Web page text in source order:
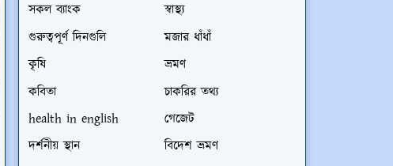
সকল ব্যাংক
স্বাস্থ্য
গুরুত্বপূর্ণ দিনগুলি
মজার ধাঁধাঁ
কৃষি
ভ্রমণ
কবিতা
চাকরির তথ্য
health in english
গেজেট
দর্শনীয় স্থান
বিদেশ ভ্রমণ